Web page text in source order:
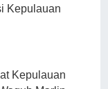
Kepulauan
Kepulauan